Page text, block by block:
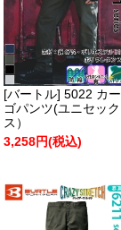
[バートル] 5022 カー
ゴパンツ(ユニセック
ス）
3,258円(税込)